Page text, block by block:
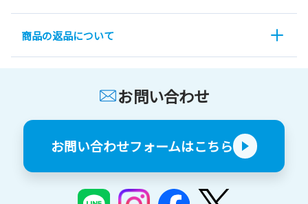
商品の返品について
お問い合わせ
お問い合わせフォームはこちら